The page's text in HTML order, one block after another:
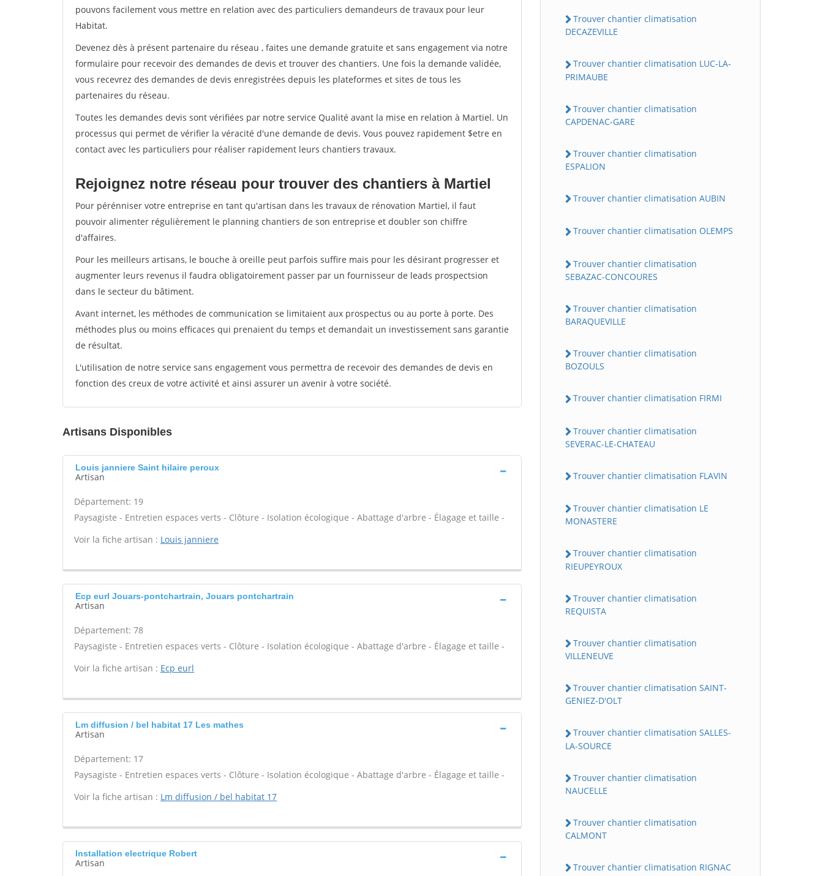
pouvons facilement vous mettre en relation avec des particuliers demandeurs de travaux pour leur
Habitat.
Devenez dès à présent partenaire du réseau , faites une demande gratuite et sans engagement via notre
formulaire pour recevoir des demandes de devis et trouver des chantiers. Une fois la demande validée,
vous recevrez des demandes de devis enregistrées depuis les plateformes et sites de tous les
partenaires du réseau.
Toutes les demandes devis sont vérifiées par notre service Qualité avant la mise en relation à Martiel. Un
processus qui permet de vérifier la véracité d'une demande de devis. Vous pouvez rapidement $etre en
contact avec les particuliers pour réaliser rapidement leurs chantiers travaux.
Rejoignez notre réseau pour trouver des chantiers à Martiel
Pour pérénniser votre entreprise en tant qu'artisan dans les travaux de rénovation Martiel, il faut
pouvoir alimenter régulièrement le planning chantiers de son entreprise et doubler son chiffre
d'affaires.
Pour les meilleurs artisans, le bouche à oreille peut parfois suffire mais pour les désirant progresser et
augmenter leurs revenus il faudra obligatoirement passer par un fournisseur de leads prospectsion
dans le secteur du bâtiment.
Avant internet, les méthodes de communication se limitaient aux prospectus ou au porte à porte. Des
méthodes plus ou moins efficaces qui prenaient du temps et demandait un investissement sans garantie
de résultat.
L'utilisation de notre service sans engagement vous permettra de recevoir des demandes de devis en
fonction des creux de votre activité et ainsi assurer un avenir à votre société.
Artisans Disponibles
Louis janniere Saint hilaire peroux
Artisan
Département: 19
Paysagiste - Entretien espaces verts - Clôture - Isolation écologique - Abattage d'arbre - Élagage et taille -
Voir la fiche artisan : Louis janniere
Ecp eurl Jouars-pontchartrain, Jouars pontchartrain
Artisan
Département: 78
Paysagiste - Entretien espaces verts - Clôture - Isolation écologique - Abattage d'arbre - Élagage et taille -
Voir la fiche artisan : Ecp eurl
Lm diffusion / bel habitat 17 Les mathes
Artisan
Département: 17
Paysagiste - Entretien espaces verts - Clôture - Isolation écologique - Abattage d'arbre - Élagage et taille -
Voir la fiche artisan : Lm diffusion / bel habitat 17
Installation electrique Robert
Artisan
Trouver chantier climatisation
DECAZEVILLE
Trouver chantier climatisation LUC-LA-
PRIMAUBE
Trouver chantier climatisation
CAPDENAC-GARE
Trouver chantier climatisation
ESPALION
Trouver chantier climatisation AUBIN
Trouver chantier climatisation OLEMPS
Trouver chantier climatisation
SEBAZAC-CONCOURES
Trouver chantier climatisation
BARAQUEVILLE
Trouver chantier climatisation
BOZOULS
Trouver chantier climatisation FIRMI
Trouver chantier climatisation
SEVERAC-LE-CHATEAU
Trouver chantier climatisation FLAVIN
Trouver chantier climatisation LE
MONASTERE
Trouver chantier climatisation
RIEUPEYROUX
Trouver chantier climatisation
REQUISTA
Trouver chantier climatisation
VILLENEUVE
Trouver chantier climatisation SAINT-
GENIEZ-D'OLT
Trouver chantier climatisation SALLES-
LA-SOURCE
Trouver chantier climatisation
NAUCELLE
Trouver chantier climatisation
CALMONT
Trouver chantier climatisation RIGNAC